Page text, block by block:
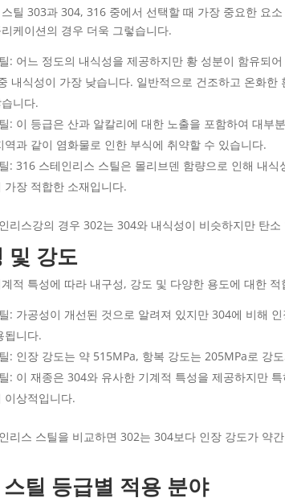
틸 303과 304, 316 중에서 선택할 때 가장 중요한 요
케이션의 경우 더욱 그렇습니다.
: 어느 정도의 내식성을 제공하지만 황 성분이 함유되
내식성이 가장 낮습니다. 일반적으로 건조하고 온화
니다.
: 이 등급은 산과 알칼리에 대한 노출을 포함하여 대부
역과 같이 염화물로 인한 부식에 취약할 수 있습니다.
: 316 스테인리스 스틸은 몰리브덴 함량으로 인해 내
가장 적합한 소재입니다.
리스강의 경우 302는 304와 내식성이 비슷하지만 탄
및 강도
적 특성에 따라 내구성, 강도 및 다양한 용도에 대한
: 가공성이 개선된 것으로 알려져 있지만 304에 비해
됩니다.
: 인장 강도는 약 515MPa, 항복 강도는 205MPa로 강
: 이 재종은 304와 유사한 기계적 특성을 제공하지만
이상적입니다.
리스 스틸을 비교하면 302는 304보다 인장 강도가 약
틸 등급별 적용 분야